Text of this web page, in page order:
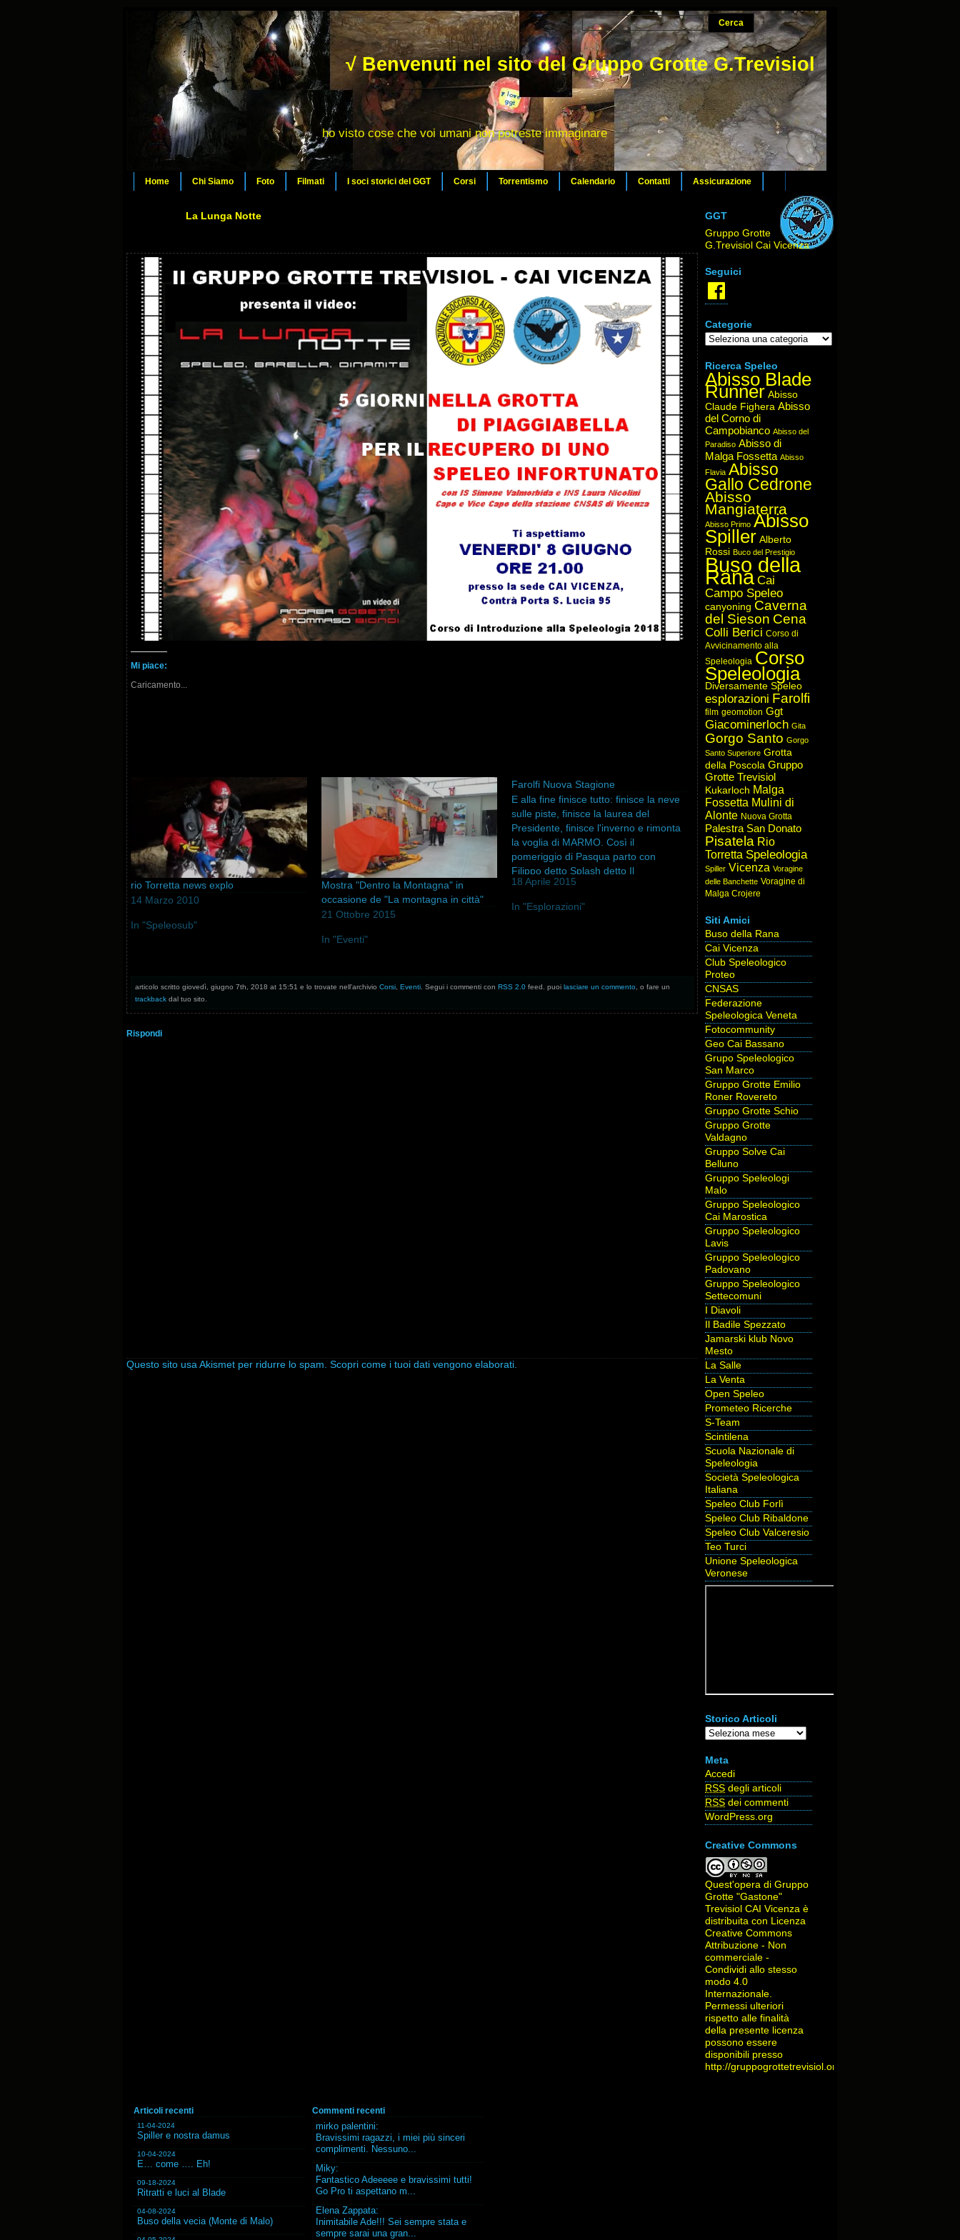
√ Benvenuti nel sito del Gruppo Grotte G.Trevisiol
ho visto cose che voi umani non potreste immaginare
Home Chi Siamo Foto Filmati I soci storici del GGT Corsi Torrentismo Calendario Contatti Assicurazione
La Lunga Notte
Mi piace:
Caricamento...
rio Torretta news explo
14 Marzo 2010
In "Speleosub"
Mostra "Dentro la Montagna" in
occasione de "La montagna in città"
21 Ottobre 2015
In "Eventi"
Farolfi Nuova Stagione
E alla fine finisce tutto: finisce la neve
sulle piste, finisce la laurea del
Presidente, finisce l'inverno e rimonta
la voglia di MARMO. Così il
pomeriggio di Pasqua parto con
Filippo detto Splash detto Il
Presidente, Giulio detto Il Bocia e
mare in…
18 Aprile 2015
In "Esplorazioni"
articolo scritto giovedì, giugno 7th, 2018 at 15:51 e lo trovate nell'archivio Corsi, Eventi. Segui i commenti con RSS 2.0 feed. puoi lasciare un commento, o fare un
trackback dal tuo sito.
Rispondi
Questo sito usa Akismet per ridurre lo spam. Scopri come i tuoi dati vengono elaborati.
GGT
Gruppo Grotte
G.Trevisiol Cai Vicenza
Seguici
Facebook
Categorie
Categorie
Ricerca Speleo
Abisso Blade
Runner Abisso
Claude Fighera Abisso
del Corno di
Campobianco Abisso del
Paradiso Abisso di
Malga Fossetta Abisso
Flavia Abisso
Gallo Cedrone
Abisso
Mangiaterra
Abisso Primo Abisso
Spiller Alberto
Rossi Buco del Prestigio
Buso della
Rana Cai
Campo Speleo
canyoning Caverna
del Sieson Cena
Colli Berici Corso di
Avvicinamento alla
Speleologia Corso
Speleologia
Diversamente Speleo
esplorazioni Farolfi
film geomotion Ggt
Giacominerloch Gita
Gorgo Santo Gorgo
Santo Superiore Grotta
della Poscola Gruppo
Grotte Trevisiol
Kukarloch Malga
Fossetta Mulini di
Alonte Nuova Grotta
Palestra San Donato
Pisatela Rio
Torretta Speleologia
Spiller Vicenza Voragine
delle Banchette Voragine di
Malga Crojere
Siti Amici
Buso della Rana
Cai Vicenza
Club Speleologico
Proteo
CNSAS
Federazione
Speleologica Veneta
Fotocommunity
Geo Cai Bassano
Grupo Speleologico
San Marco
Gruppo Grotte Emilio
Roner Rovereto
Gruppo Grotte Schio
Gruppo Grotte
Valdagno
Gruppo Solve Cai
Belluno
Gruppo Speleologi
Malo
Gruppo Speleologico
Cai Marostica
Gruppo Speleologico
Lavis
Gruppo Speleologico
Padovano
Gruppo Speleologico
Settecomuni
I Diavoli
Il Badile Spezzato
Jamarski klub Novo
Mesto
La Salle
La Venta
Open Speleo
Prometeo Ricerche
S-Team
Scintilena
Scuola Nazionale di
Speleologia
Società Speleologica
Italiana
Speleo Club Forlì
Speleo Club Ribaldone
Speleo Club Valceresio
Teo Turci
Unione Speleologica
Veronese
Storico Articoli
Storico
Meta
Accedi
RSS degli articoli
RSS dei commenti
WordPress.org
Creative Commons
Quest'opera di Gruppo
Grotte "Gastone"
Trevisiol CAI Vicenza è
distribuita con Licenza
Creative Commons
Attribuzione - Non
commerciale -
Condividi allo stesso
modo 4.0
Internazionale.
Permessi ulteriori
rispetto alle finalità
della presente licenza
possono essere
disponibili presso
http://gruppogrottetrevisiol.org/contatti/
Articoli recenti
11-04-2024
Spiller e nostra damus
10-04-2024
E… come …. Eh!
09-18-2024
Ritratti e luci al Blade
04-08-2024
Buso della vecia (Monte di Malo)
Commenti recenti
mirko palentini:
Bravissimi ragazzi, i miei più sinceri
complimenti. Nessuno...
Miky:
Fantastico Adeeeee e bravissimi tutti!
Go Pro ti aspettano m...
Elena Zappata:
Inimitabile Ade!!! Sei sempre stata e
sempre sarai una gran...